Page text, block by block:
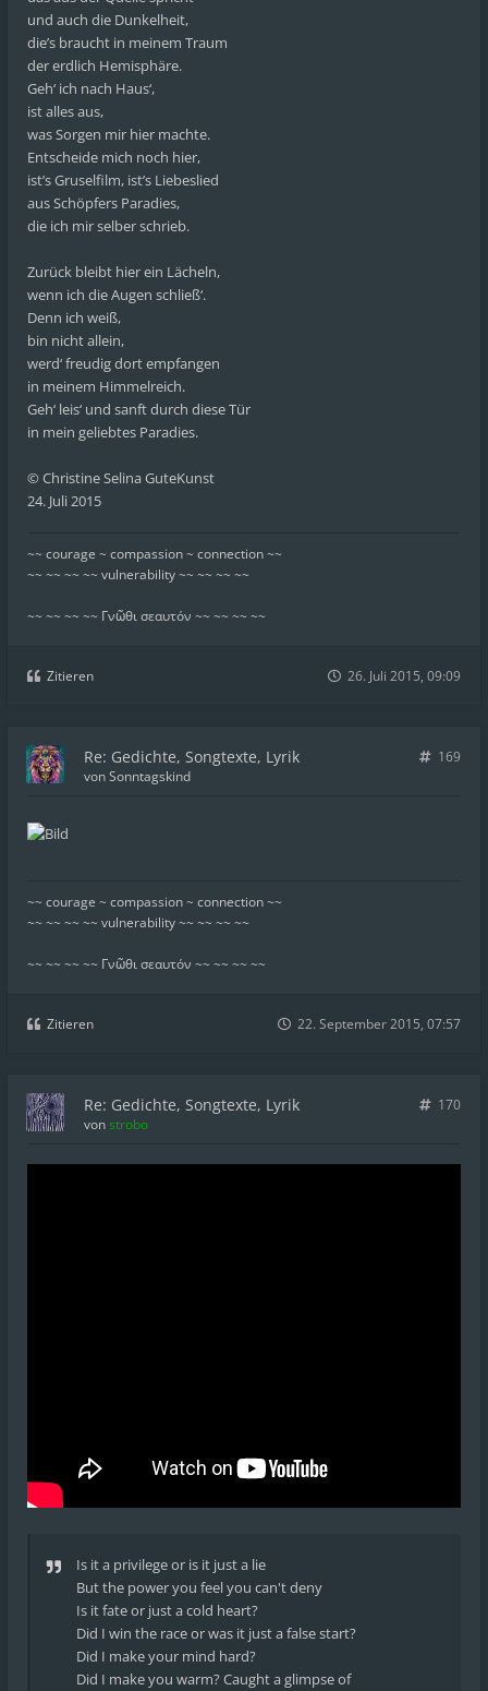
und auch die Dunkelheit,
die’s braucht in meinem Traum
der erdlich Hemisphäre.
Geh‘ ich nach Haus‘,
ist alles aus,
was Sorgen mir hier machte.
Entscheide mich noch hier,
ist’s Gruselfilm, ist’s Liebeslied
aus Schöpfers Paradies,
die ich mir selber schrieb.
Zurück bleibt hier ein Lächeln,
wenn ich die Augen schließ‘.
Denn ich weiß,
bin nicht allein,
werd‘ freudig dort empfangen
in meinem Himmelreich.
Geh‘ leis‘ und sanft durch diese Tür
in mein geliebtes Paradies.
© Christine Selina GuteKunst
24. Juli 2015
~~ courage ~ compassion ~ connection ~~
~~ ~~ ~~ ~~ vulnerability ~~ ~~ ~~ ~~
~~ ~~ ~~ ~~ Γνῶθι σεαυτόν ~~ ~~ ~~ ~~
Zitieren 26. Juli 2015, 09:09
Re: Gedichte, Songtexte, Lyrik
169
vonSonntagskind
~~ courage ~ compassion ~ connection ~~
~~ ~~ ~~ ~~ vulnerability ~~ ~~ ~~ ~~
~~ ~~ ~~ ~~ Γνῶθι σεαυτόν ~~ ~~ ~~ ~~
Zitieren 22. September 2015, 07:57
Re: Gedichte, Songtexte, Lyrik
170
vonstrobo
Is it a privilege or is it just a lie
But the power you feel you can't deny
Is it fate or just a cold heart?
Did I win the race or was it just a false start?
Did I make your mind hard?
Did I make you warm? Caught a glimpse of